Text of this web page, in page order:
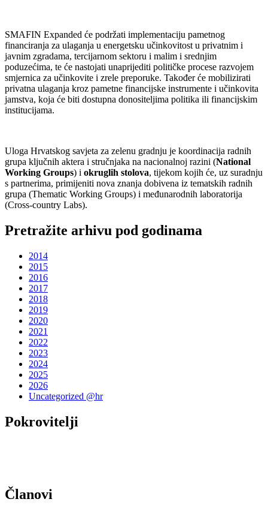
SMAFIN Expanded će podržati implementaciju pametnog
financiranja za ulaganja u energetsku učinkovitost u privatnim i
javnim zgradama, tercijarnom sektoru i malim i srednjim
poduzećima, te će nastojati unaprijediti političke procese razvojem
smjernica za učinkovite i zrele preporuke. Također će mobilizirati
privatna ulaganja kroz pametne financijske instrumente i učinkovita
jamstva, koja će biti dostupna donositeljima politika ili financijskim
institucijama.
Uloga Hrvatskog savjeta za zelenu gradnju je koordinacija radnih
grupa ključnih aktera i stručnjaka na nacionalnoj razini (National
Working Groups) i okruglih stolova, tijekom kojih će, uz suradnju
s partnerima, primijeniti nova znanja dobivena iz tematskih radnih
grupa (Thematic Working Groups) i međunarodnih laboratorija
(Cross-country Labs).
Pretražite arhivu pod godinama
2014
2015
2016
2017
2018
2019
2020
2021
2022
2023
2024
2025
2026
Uncategorized @hr
Pokrovitelji
Članovi